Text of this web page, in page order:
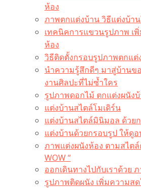
ห้อง
ภาพตกแต่งบ้าน วิธีแต่งบ้า
เทคนิคการแขวนรูปภาพ เ
ห้อง
วิธีติดตั้งกรอบรูปภาพตกแต่
นำความรู้สึกดีๆ มาสู่บ้านข
งานศิลปะที่ไม่ซ้ำใคร
รูปภาพดอกไม้ ตกแต่งผนัง
แต่งบ้านสไตล์โมเดิร์น
แต่งบ้านสไตล์มินิมอล ด้วย
แต่งบ้านด้วยกรอบรูป ให้ดู
ภาพแต่งผนังห้อง ตามสไต
WOW “
ออกเดินทางไปกับเราด้วย
รูปภาพติดผนัง เพิ่มความ